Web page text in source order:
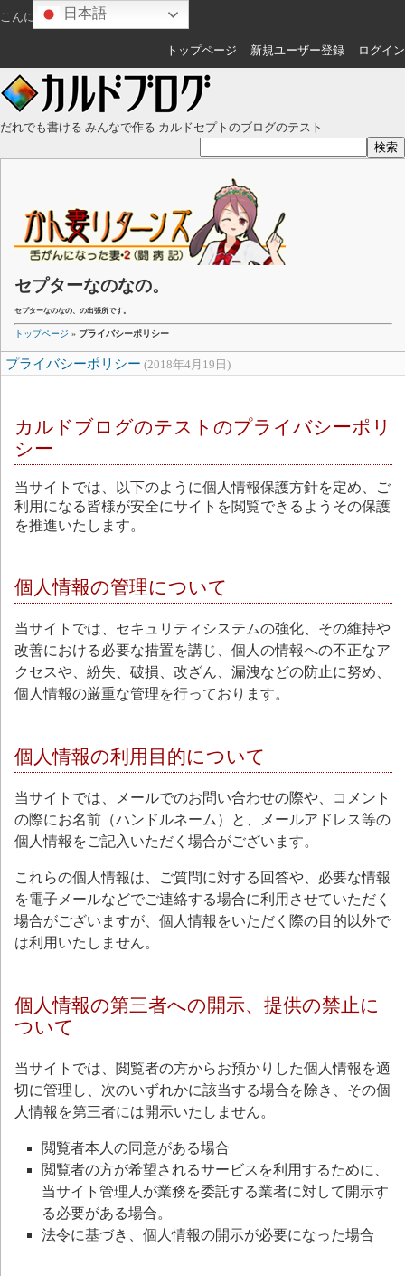
こんにちは ゲスト さん
トップページ 新規ユーザー登録 ログイン
だれでも書ける みんなで作る カルドセプトのブログのテスト
セプターなのなの。
セプターなのなの、の出張所です。
トップページ » プライバシーポリシー
プライバシーポリシー (2018年4月19日)
カルドブログのテストのプライバシーポリ
シー
当サイトでは、以下のように個人情報保護方針を定め、ご
利用になる皆様が安全にサイトを閲覧できるようその保護
を推進いたします。
個人情報の管理について
当サイトでは、セキュリティシステムの強化、その維持や
改善における必要な措置を講じ、個人の情報への不正なア
クセスや、紛失、破損、改ざん、漏洩などの防止に努め、
個人情報の厳重な管理を行っております。
個人情報の利用目的について
当サイトでは、メールでのお問い合わせの際や、コメント
の際にお名前（ハンドルネーム）と、メールアドレス等の
個人情報をご記入いただく場合がございます。
これらの個人情報は、ご質問に対する回答や、必要な情報
を電子メールなどでご連絡する場合に利用させていただく
場合がございますが、個人情報をいただく際の目的以外で
は利用いたしません。
個人情報の第三者への開示、提供の禁止に
ついて
当サイトでは、閲覧者の方からお預かりした個人情報を適
切に管理し、次のいずれかに該当する場合を除き、その個
人情報を第三者には開示いたしません。
閲覧者本人の同意がある場合
閲覧者の方が希望されるサービスを利用するために、
当サイト管理人が業務を委託する業者に対して開示す
る必要がある場合。
法令に基づき、個人情報の開示が必要になった場合
日本語